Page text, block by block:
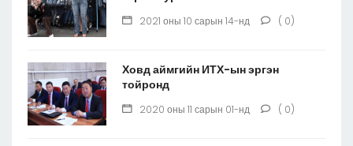
2021 оны 10 сарын 14-нд ( 0)
Ховд аймгийн ИТХ-ын эргэн
тойронд
2020 оны 11 сарын 01-нд ( 0)